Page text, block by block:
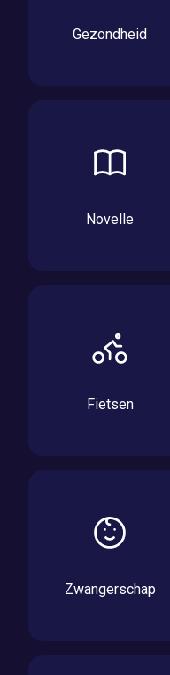
Gezondheid
Novelle
Fietsen
Zwangerschap